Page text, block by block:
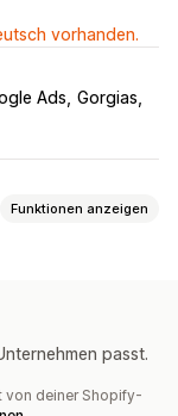
vorhanden.
Ads Gorgias
Funktionen anzeigen
passt.
von deiner Shopify-